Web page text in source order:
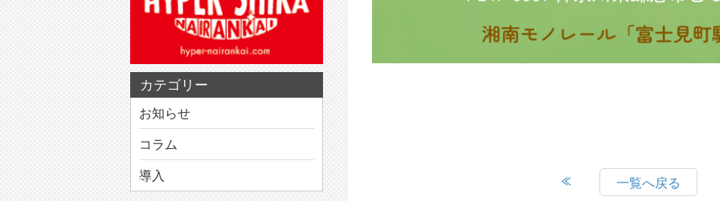
一覧へ戻る
カテゴリー
お知らせ
コラム
導入